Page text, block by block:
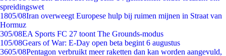
spreidingswet
1805/08Iran overweegt Europese hulp bij ruimen mijnen in Straat van
Hormuz
305/08EA Sports FC 27 toont The Grounds-modus
105/08Gears of War: E-Day open beta begint 6 augustus
3605/08Pentagon verbruikt meer raketten dan kan worden aangevuld,